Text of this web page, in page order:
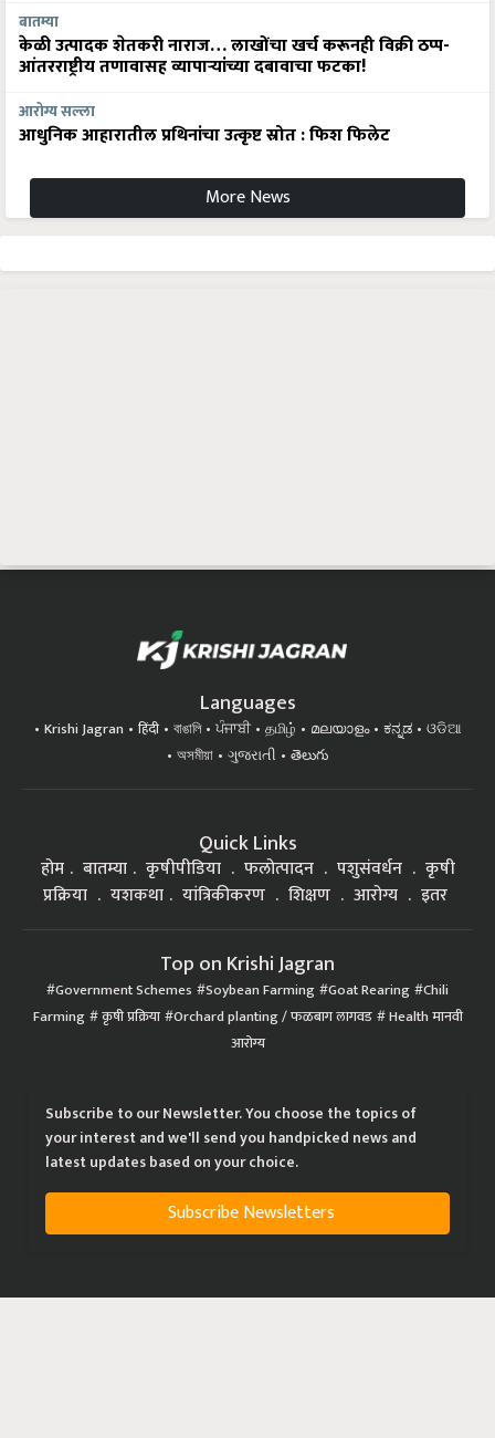
बातम्या
केळी उत्पादक शेतकरी नाराज… लाखोंचा खर्च करूनही विक्री ठप्प-
आंतरराष्ट्रीय तणावासह व्यापाऱ्यांच्या दबावाचा फटका!
आरोग्य सल्ला
आधुनिक आहारातील प्रथिनांचा उत्कृष्ट स्रोत : फिश फिलेट
More News
Languages
Krishi Jagran हिंदी বাঙালি ਪੰਜਾਬੀ தமிழ் മലയാളം ಕನ್ನಡ
ଓଡିଆ
অসমীয়া
ગુજરાતી తెలుగు
Quick Links
होम बातम्या कृषीपीडिया फलोत्पादन पशुसंवर्धन
कृषी
प्रक्रिया
यशकथा यांत्रिकीकरण शिक्षण आरोग्य इतर
Top on Krishi Jagran
Government Schemes Soybean Farming Goat Rearing Chili
Farming कृषी प्रक्रिया Orchard planting / फळबाग लागवड Health मानवी
आरोग्य
Subscribe to our Newsletter. You choose the topics of
your interest and we'll send you handpicked news and
latest updates based on your choice.
Subscribe Newsletters